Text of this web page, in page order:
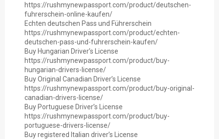
https://rushmynewpassport.com/product/deutschen-
fuhrerschein-online-kaufen/
Echten deutschen Pass und Führerschein
https://rushmynewpassport.com/product/echten-
deutschen-pass-und-fuhrerschein-kaufen/
Buy Hungarian Driver’s License
https://rushmynewpassport.com/product/buy-
hungarian-drivers-license/
Buy Original Canadian Driver’s License
https://rushmynewpassport.com/product/buy-original-
canadian-drivers-license/
Buy Portuguese Driver’s License
https://rushmynewpassport.com/product/buy-
portuguese-drivers-license/
Buy registered Italian driver’s License